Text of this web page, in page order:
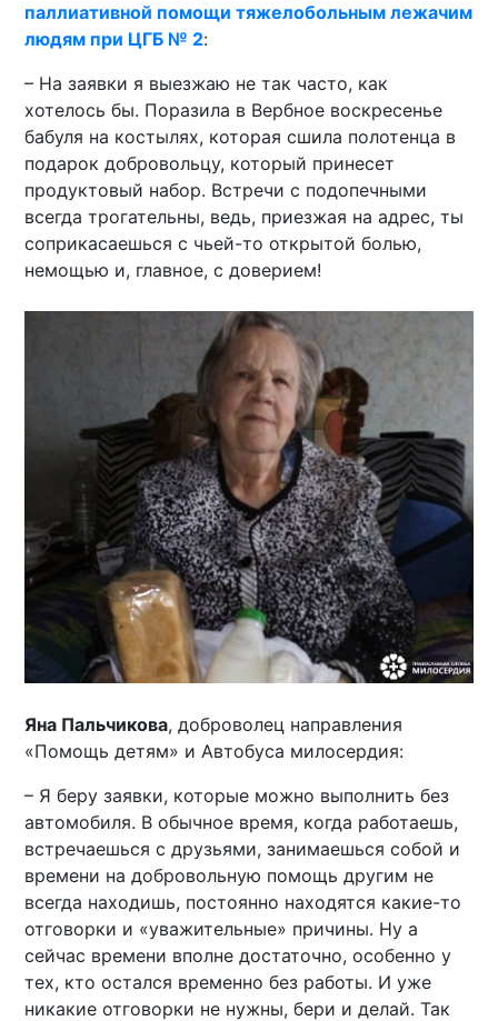
паллиативной помощи тяжелобольным лежачим
людям при ЦГБ № 2:
– На заявки я выезжаю не так часто, как
хотелось бы. Поразила в Вербное воскресенье
бабуля на костылях, которая сшила полотенца в
подарок добровольцу, который принесет
продуктовый набор. Встречи с подопечными
всегда трогательны, ведь, приезжая на адрес, ты
соприкасаешься с чьей-то открытой болью,
немощью и, главное, с доверием!
Яна Пальчикова, доброволец направления
«Помощь детям» и Автобуса милосердия:
– Я беру заявки, которые можно выполнить без
автомобиля. В обычное время, когда работаешь,
встречаешься с друзьями, занимаешься собой и
времени на добровольную помощь другим не
всегда находишь, постоянно находятся какие-то
отговорки и «уважительные» причины. Ну а
сейчас времени вполне достаточно, особенно у
тех, кто остался временно без работы. И уже
никакие отговорки не нужны, бери и делай. Так